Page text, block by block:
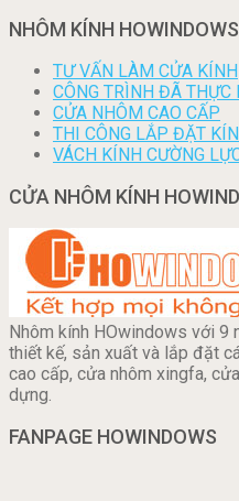
NHÔM KÍNH HOWINDOWS
TƯ VẤN LÀM CỬA KÍNH
CÔNG TRÌNH ĐÃ THỰC
CỬA NHÔM CAO CẤP
THI CÔNG LẮP ĐẶT
VÁCH KÍNH CƯỜNG
CỬA NHÔM KÍNH
Nhôm kính HOwindows với 9
thiết kế, sản xuất và lắp đặt
cao cấp, cửa nhôm xingfa,
dựng.
FANPAGE HOWINDOWS